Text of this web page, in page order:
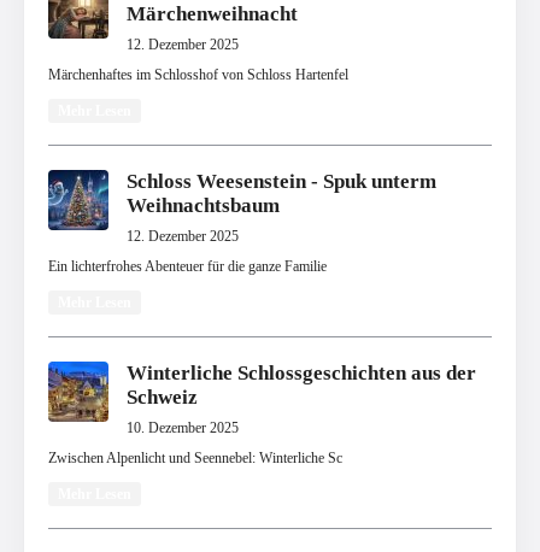
Märchenweihnacht
12. Dezember 2025
Märchenhaftes im Schlosshof von Schloss Hartenfel
Schloss Weesenstein - Spuk unterm
Weihnachtsbaum
12. Dezember 2025
Ein lichterfrohes Abenteuer für die ganze Familie
Winterliche Schlossgeschichten aus der
Schweiz
10. Dezember 2025
Zwischen Alpenlicht und Seennebel: Winterliche Sc